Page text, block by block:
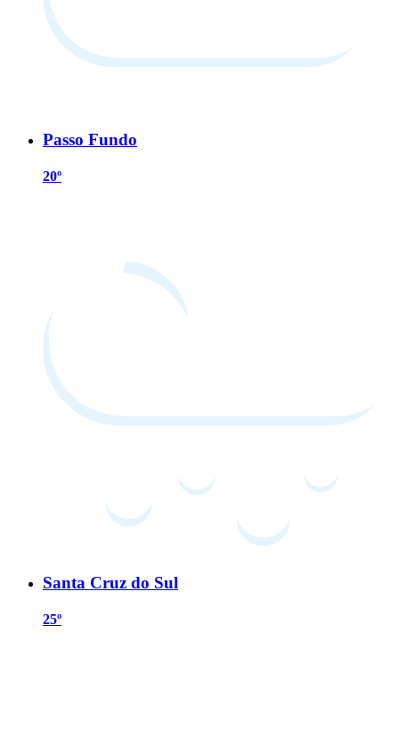
Passo Fundo
20º
Santa Cruz do Sul
25º